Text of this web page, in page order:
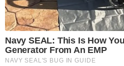
Navy SEAL: This Is How
Generator From An EMP
NAVY SEAL'S BUG IN GUIDE